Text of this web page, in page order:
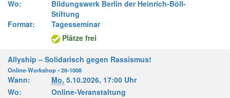
Wo:
Bildungswerk Berlin der Heinrich-Böll-
Stiftung
Format:
Tagesseminar
Plätze frei
Allyship – Solidarisch gegen Rassismus!
Online-Workshop • 26-1008
Wann: Mo. 5.10.2026, 17:00 Uhr
Wo:
Online-Veranstaltung